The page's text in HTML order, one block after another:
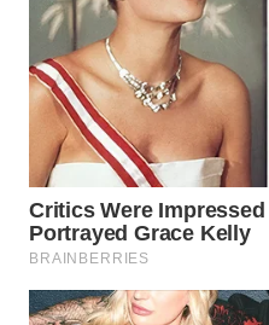
WN
TAPANULI
SELATAN
WN
TANJUNG
LESUNG
WN